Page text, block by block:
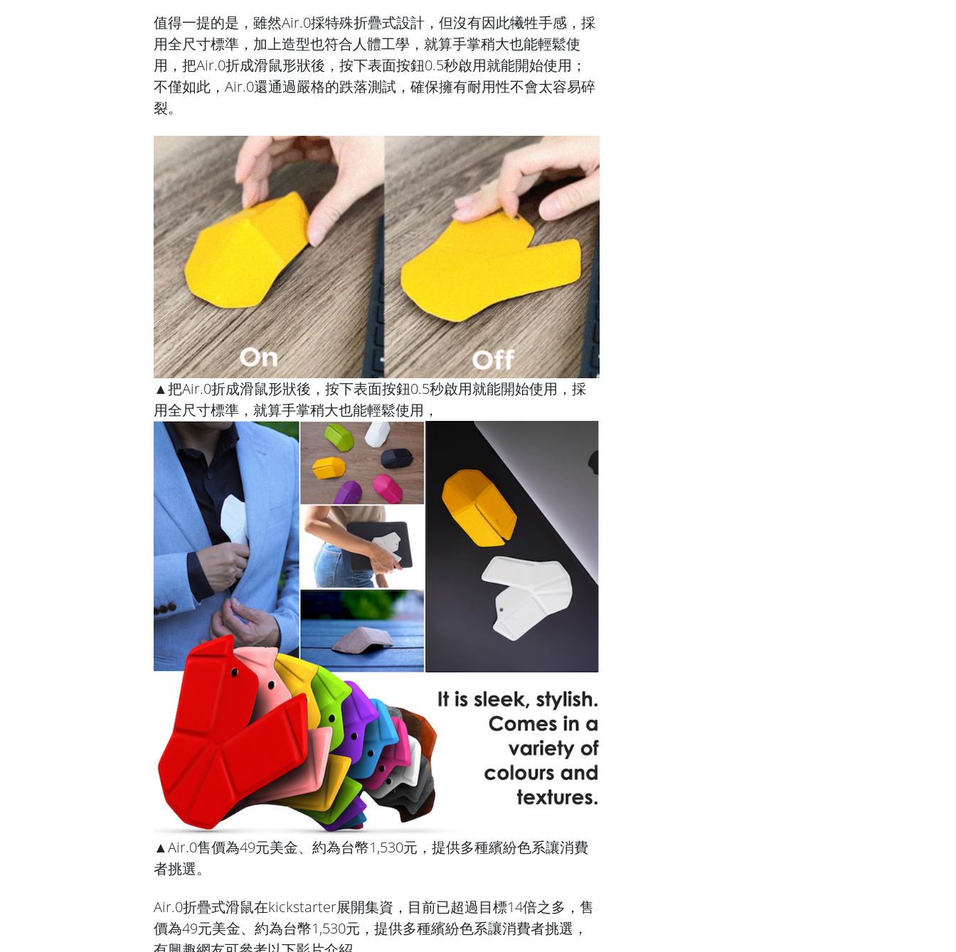
值得一提的是，雖然Air.0採特殊折疊式設計，但沒有因此犧牲手感，採
用全尺寸標準，加上造型也符合人體工學，就算手掌稍大也能輕鬆使
用，把Air.0折成滑鼠形狀後，按下表面按鈕0.5秒啟用就能開始使用；
不僅如此，Air.0還通過嚴格的跌落測試，確保擁有耐用性不會太容易碎
裂。
▲把Air.0折成滑鼠形狀後，按下表面按鈕0.5秒啟用就能開始使用，採
用全尺寸標準，就算手掌稍大也能輕鬆使用，
▲Air.0售價為49元美金、約為台幣1,530元，提供多種繽紛色系讓消費
者挑選。
Air.0折疊式滑鼠在kickstarter展開集資，目前已超過目標14倍之多，售
價為49元美金、約為台幣1,530元，提供多種繽紛色系讓消費者挑選，